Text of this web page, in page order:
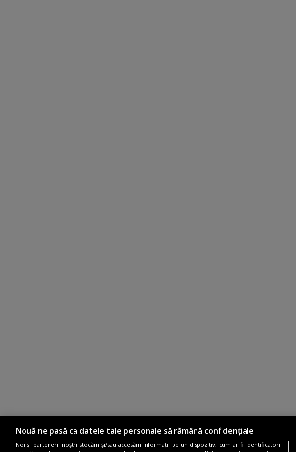
Nouă ne pasă ca datele tale personale să rămână confidențiale
Noi și partenerii noștri stocăm și/sau accesăm informații pe un dispozitiv, cum ar fi identificatori